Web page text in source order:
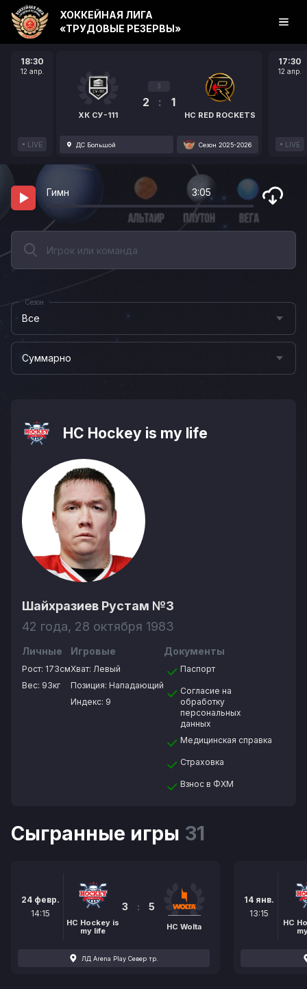
18:30
12 апр.
LIVE
ХК СУ-111
3
2 : 1
HC RED ROCKETS
ДС Большой Сезон 2025-2026
17:30
12 апр.
LIVE
ХОККЕЙНАЯ ЛИГА
«ТРУДОВЫЕ РЕЗЕРВЫ»
Гимн 3:05
Все
Сезон
Суммарно
НС Hockey is my life
Шайхразиев Рустам №3
42 года, 28 октября 1983
Личные
Рост: 173см
Вес: 93кг
Игровые
Хват: Левый
Позиция: Нападающий
Индекс: 9
Документы
Паспорт
Согласие на
обработку
персональных
данных
Медицинская справка
Страховка
Взнос в ФХМ
Сыгранные игры 31
24 февр.
14:15
НС Hockey is
my life
3 : 5
HC Wolta
ЛД Arena Play Север тр.
14 янв.
13:15
НС